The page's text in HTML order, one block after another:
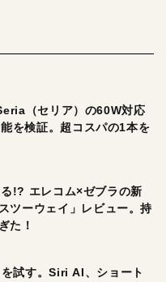
（セリア）の60W対応
を検証。超コスパの1本を
!? エレコム×ゼブラの新
ツーウェイ」レビュー。持
た！
試す。Siri AI、ショート